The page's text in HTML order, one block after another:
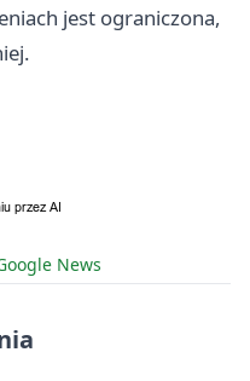
jest ograniczona,
News